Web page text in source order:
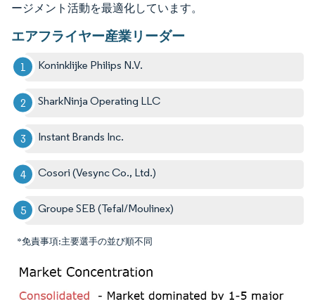
ージメント活動を最適化しています。
エアフライヤー産業リーダー
Koninklijke Philips N.V.
SharkNinja Operating LLC
Instant Brands Inc.
Cosori (Vesync Co., Ltd.)
Groupe SEB (Tefal/Moulinex)
*免責事項:主要選手の並び順不同